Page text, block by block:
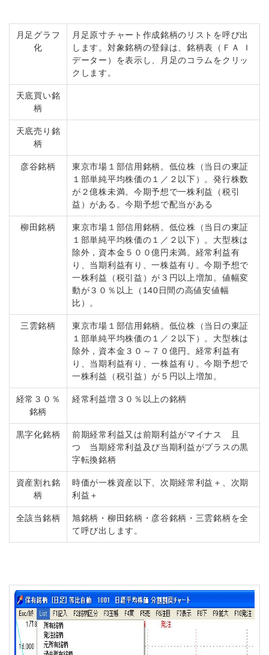
月足グラフ
化
月足原寸チャート作成銘柄のリストを呼び出
します。対象銘柄の登録は、銘柄表（ＦＡ Ｉ
データー）を表示し、月足のコラムをクリッ
クします。
天底買い銘
柄
天底売り銘
柄
彦谷銘柄
東京市場１部信用銘柄。低位株（当日の東証
１部単純平均株価の１／２以下）。発行株数
が２億株未満。今期予想で一株利益（税引
益）がある。今期予想で配当がある
柳田銘柄
東京市場１部信用銘柄。低位株（当日の東証
１部単純平均株価の１／２以下）。大型株は
除外，資本金５００億円未満。経常利益有
り、当期利益有り、一株益有り。今期予想で
一株利益（税引益）が３円以上増加。値幅変
動が３０％以上（140日間の高値安値幅
比）。
三雲銘柄
東京市場１部信用銘柄。低位株（当日の東証
１部単純平均株価の１／２以下）。大型株は
除外，資本金３０～７０億円。経常利益有
り、当期利益有り、一株益有り。今期予想で
一株利益（税引益）が５円以上増加。
経常３０％
銘柄
経常利益増３０％以上の銘柄
黒字化銘柄
前期経常利益又は前期利益がマイナス 且
つ 当期経常利益及び当期利益がプラスの黒
字転換銘柄
資産割れ銘
柄
時価が一株資産以下、次期経常利益＋、次期
利益＋
全該当銘柄
旭銘柄・柳田銘柄・彦谷銘柄・三雲銘柄を全
て呼び出します。